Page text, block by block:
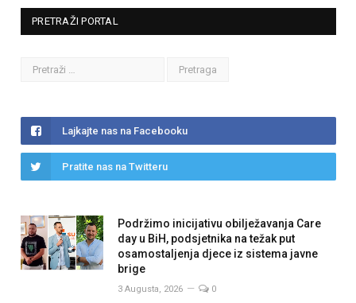
PRETRAŽI PORTAL
Lajkajte nas na Facebooku
Pratite nas na Twitteru
Podržimo inicijativu obilježavanja Care
day u BiH, podsjetnika na težak put
osamostaljenja djece iz sistema javne
brige
3 Augusta, 2026 0